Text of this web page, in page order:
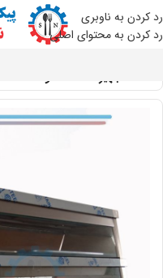
رد کردن به ناوبری
رد کردن به محتوای اصلی
تجهیزات فست فود